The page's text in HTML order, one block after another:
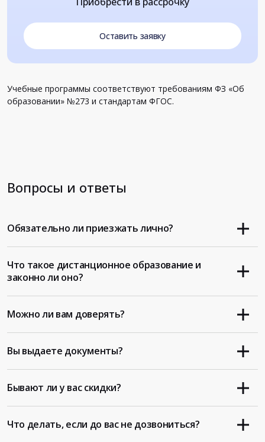
Оставить заявку
Учебные программы соответствуют требованиям ФЗ «Об
образовании» №273 и стандартам ФГОС.
Вопросы и ответы
Обязательно ли приезжать лично?
Что такое дистанционное образование и
законно ли оно?
Можно ли вам доверять?
Вы выдаете документы?
Бывают ли у вас скидки?
Что делать, если до вас не дозвониться?